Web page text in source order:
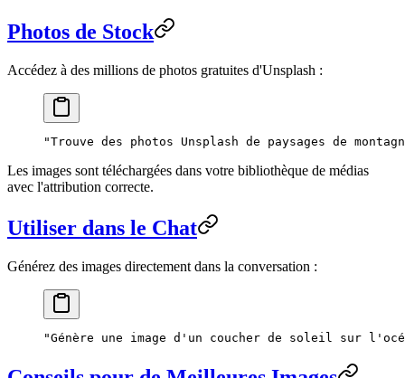
Photos de Stock
Accédez à des millions de photos gratuites d'Unsplash :
"Trouve des photos Unsplash de paysages de
Les images sont téléchargées dans votre bibliothèque de médias
avec l'attribution correcte.
Utiliser dans le Chat
Générez des images directement dans la conversation :
"Génère une image d'un coucher de soleil sur